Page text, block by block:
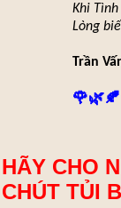
Khi
Lòng
Trần
🌹🌿🍂
HÃY CHO
CHÚT TỦI